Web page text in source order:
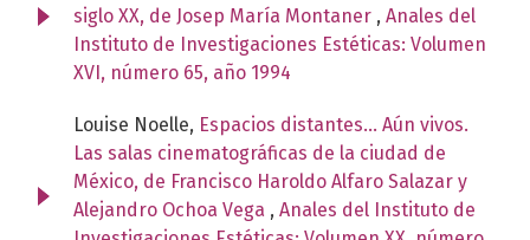
siglo XX, de Josep María Montaner , Anales del
Instituto de Investigaciones Estéticas: Volumen
XVI, número 65, año 1994
Louise Noelle, Espacios distantes... Aún vivos.
Las salas cinematográficas de la ciudad de
México, de Francisco Haroldo Alfaro Salazar y
Alejandro Ochoa Vega , Anales del Instituto de